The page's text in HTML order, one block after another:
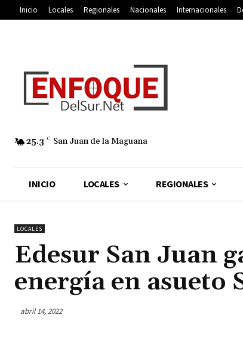
Inicio Locales Regionales Nacionales Internacionales
25.3 C San Juan de la Maguana
INICIO LOCALES REGIONALES
LOCALES
Edesur San Juan
energía en asueto
abril 14, 2022